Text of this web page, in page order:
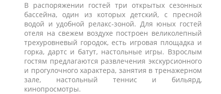
В распоряжении гостей три открытых сезонных
бассейна, один из которых детский, с пресной
водой и удобной релакс-зоной. Для юных гостей
отеля на свежем воздухе построен великолепный
трехуровневый городок, есть игровая площадка и
горка, дартс и батут, настольные игры. Взрослым
гостям предлагаются развлечения экскурсионного
и прогулочного характера, занятия в тренажерном
зале, настольный теннис и бильярд,
кинопросмотры.